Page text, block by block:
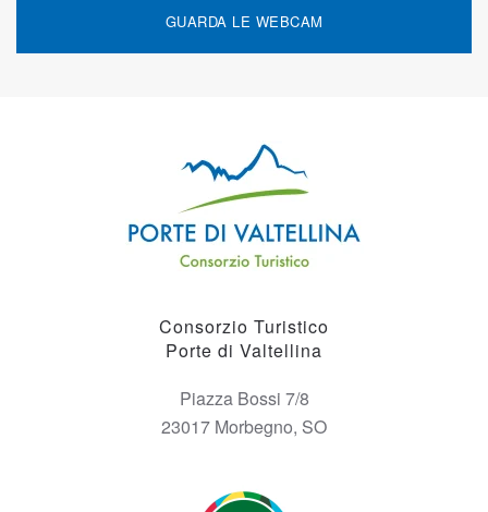
GUARDA LE WEBCAM
Consorzio Turistico
Porte di Valtellina
Piazza Bossi 7/8
23017 Morbegno, SO